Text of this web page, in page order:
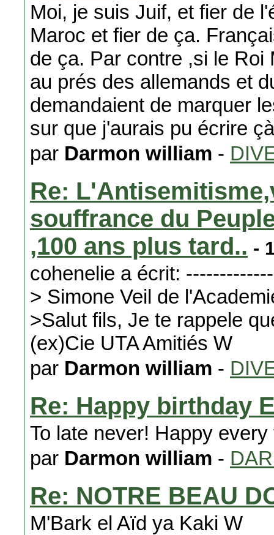
Moi, je suis Juif, et fier de
Maroc et fier de ça.
de ça. Par contre ,si le Roi
au prés des allemands et
demandaient de marquer
sur que j'aurais pu écrire
par Darmon william -
Re:
souffrance du
,100 ans plus tard.. -
cohenelie a écrit:
> Simone Veil de
>Salut fils, Je te rappele
(ex)Cie UTA Amitiés W
par Darmon william -
Re: Happy birthday
To late never! Happy
par Darmon william -
Re: NOTRE BEAU
M'Bark el Aïd ya Kaki W